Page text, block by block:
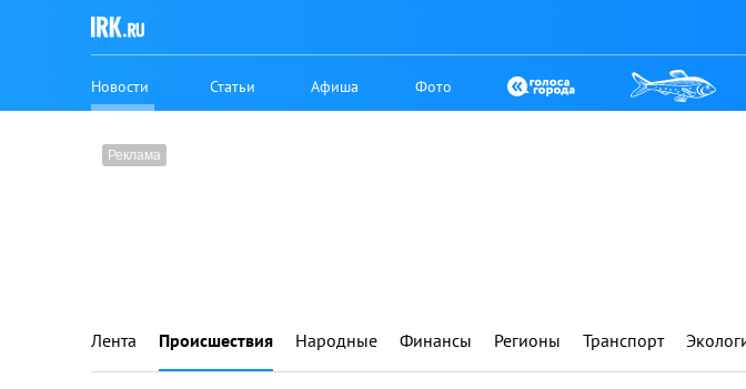
Новости Статьи Афиша Фото
Лента Происшествия Народные Финансы Регионы Транспорт